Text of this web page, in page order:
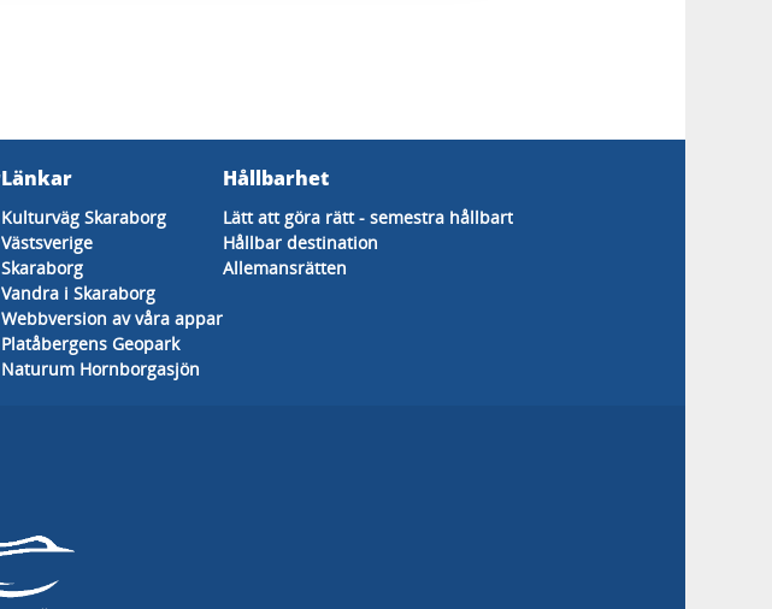
Länkar
Kulturväg Skaraborg
Västsverige
Skaraborg
Vandra i Skaraborg
Webbversion av våra appar
Platåbergens Geopark
Naturum Hornborgasjön
Hållbarhet
Lätt att göra rätt - semestra hållbart
Hållbar destination
Allemansrätten